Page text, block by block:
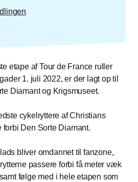
etape af Tour de France ruller
1. juli 2022, er der lagt op til
Diamant og Krigsmuseet.
cykelryttere af Christians
forbi Den Sorte Diamant.
bliver omdannet til fanzone,
passere forbi få meter væk
følge med i hele etapen som